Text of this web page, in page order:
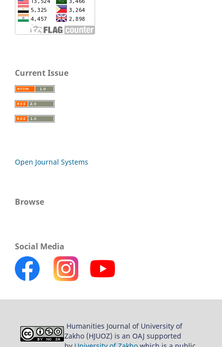
Current Issue
Open Journal Systems
Browse
Social Media
Humanities Journal of University of
Zakho (HJUOZ) is an OAJ supported